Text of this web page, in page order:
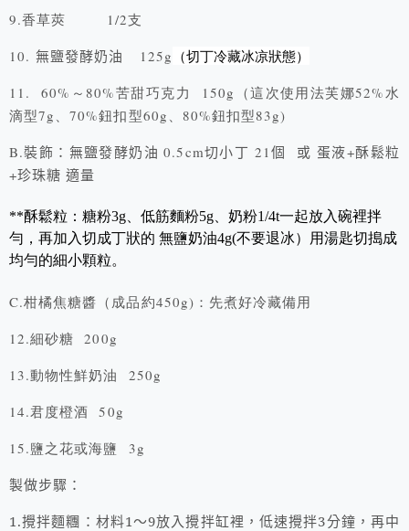
9.香草莢 1/2支
10.無鹽發酵奶油 125g （切丁冷藏冰凉狀態）
11.
60%～80%苦甜巧克力 150g（這次使用法芙娜52%水
滴型7g、70%鈕扣型60g、80%鈕扣型83g)
B.裝飾：無鹽發酵奶油 0.5cm切小丁 21個 或 蛋液+酥鬆粒
+珍珠糖 適量
**酥鬆粒：糖粉3g、低筋麵粉5g、奶粉1/4t一起放入碗裡拌
勻，再加入切成丁狀的 無鹽奶油4g(不要退冰）用湯匙切搗成
均勻的細小顆粒。
C.柑橘焦糖醬（成品約450g)：先煮好冷藏備用
12.細砂糖 200g
13.動物性鮮奶油 250g
14.君度橙酒 50g
15.鹽之花或海鹽 3g
製做步驟：
1.攪拌麵糰：材料1～9放入攪拌缸裡，低速攪拌3分鐘，再中